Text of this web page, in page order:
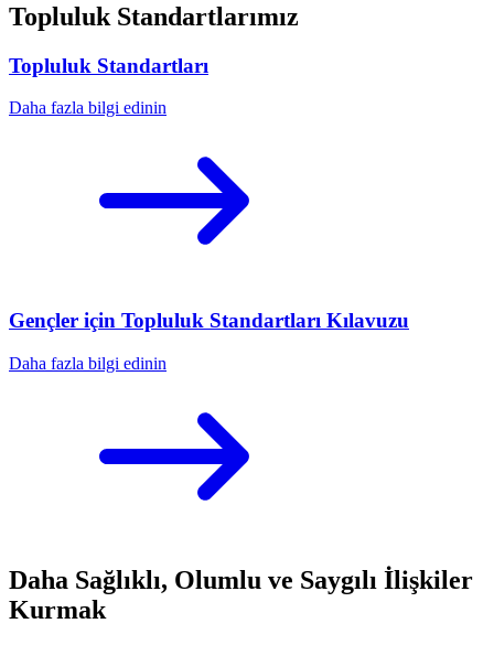
Topluluk Standartlarımız
Topluluk Standartları
Daha fazla bilgi edinin
Gençler için Topluluk Standartları Kılavuzu
Daha fazla bilgi edinin
Daha Sağlıklı, Olumlu ve Saygılı İlişkiler
Kurmak